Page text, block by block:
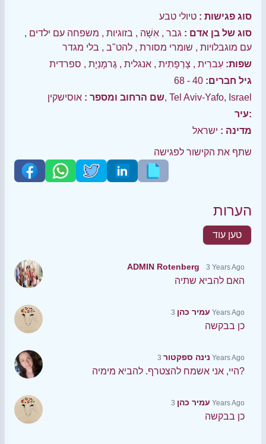
סוג פגישות : טיולי טבע
סוג של בן אדם : גבר , אִשָׁה , בזוגיות , משפחה עם ילדים ,
עם מוגבלויות , שומרי מסורת , להט"ב , בלי מגדר
שפות: עִברִית , צָרְפָתִית , אנגלית , גֶרמָנִיָת , ספרדית
גיל חברים: 40 - 68
שם הרחוב ומספר :אוסישקין, Tel Aviv-Yafo, Israel
עיר:
מדינה : ישראל
שתף את הקישור לפגישה
הערות
טען עוד
ADMIN Rotenberg 3 Years Ago
האם להביא שתיה
עמיר כהן 3 Years Ago
כן בבקשה
נינה ספקטור 3 Years Ago
היי, אני אשמח להצטרף. להביא מימיה?
עמיר כהן 3 Years Ago
כן בבקשה